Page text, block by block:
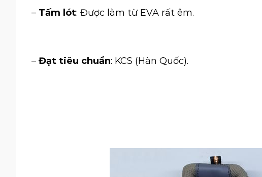
– Tấm lót: Được làm từ EVA rất êm.
– Đạt tiêu chuẩn: KCS (Hàn Quốc).